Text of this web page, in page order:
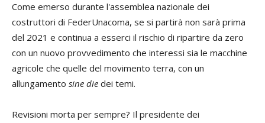
Come emerso durante l'assemblea nazionale dei
costruttori di FederUnacoma, se si partirà non sarà prima
del 2021 e continua a esserci il rischio di ripartire da zero
con un nuovo provvedimento che interessi sia le macchine
agricole che quelle del movimento terra, con un
allungamento sine die dei temi.
Revisioni morta per sempre? Il presidente dei